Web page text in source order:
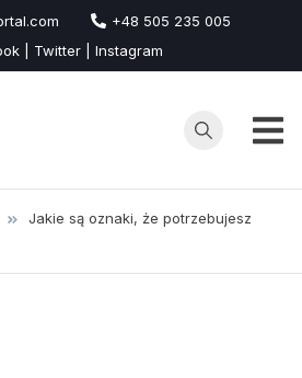
+48 505 235 005
| Twitter | Instagram
Jakie są oznaki, że potrzebujesz